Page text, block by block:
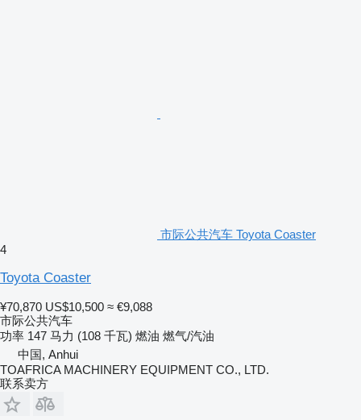
市际公共汽车 Toyota Coaster
4
Toyota Coaster
¥70,870 US$10,500 ≈ €9,088
市际公共汽车
功率 147 马力 (108 千瓦) 燃油 燃气/汽油
中国, Anhui
TOAFRICA MACHINERY EQUIPMENT CO., LTD.
联系卖方